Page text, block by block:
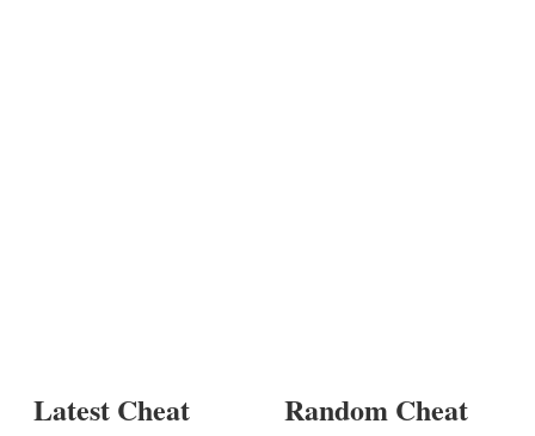
Latest Cheat
Random Cheat